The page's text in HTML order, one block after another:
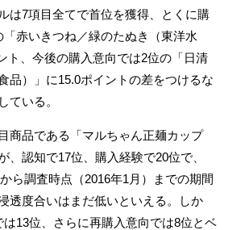
は7項目全てで首位を獲得、とくに購
「赤いきつね／緑のたぬき（東洋水
ト、今後の購入意向では2位の「日清
品）」に15.0ポイントの差をつけるな
ている。
商品である「マルちゃん正麺カップ
、認知で17位、購入経験で20位で、
ら調査時点（2016年1月）までの期間
透度合いはまだ低いといえる。しか
は13位、さらに再購入意向では8位とベ